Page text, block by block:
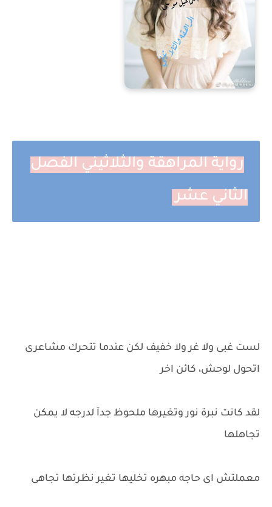
رواية المراهقة والثلاثيني الفصل
الثاني عشر
لست غبى ولا غر ولا خفيف لكن عندما تتحرك مشاعرى
اتحول لوحش، كائن اخر
لقد كانت نبرة نور وتغيرها ملحوظ جدآ لدرجه لا يمكن
تجاهلها
معملتش اى حاجه مبهره تخليها تغير نظرتها تجاهى